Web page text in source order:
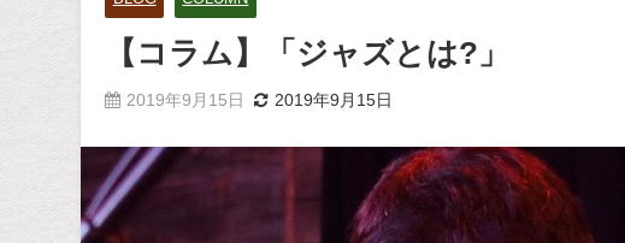
【コラム】「ジャズとは?」
2019年9月15日 2019年9月15日